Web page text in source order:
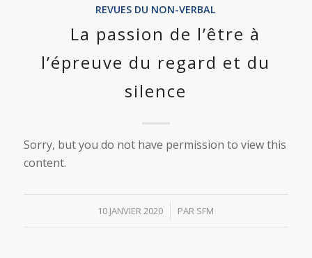
REVUES DU NON-VERBAL
La passion de l’être à
l’épreuve du regard et du
silence
Sorry, but you do not have permission to view this
content.
10 JANVIER 2020
/ PAR SFM